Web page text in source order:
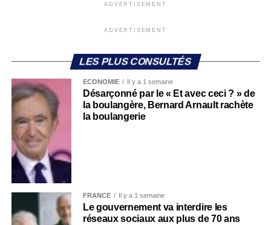
ADVERTISEMENT
ADVERTISEMENT
LES PLUS CONSULTÉS
ECONOMIE Il y a 1 semaine
Désarçonné par le « Et avec ceci ? » de
la boulangère, Bernard Arnault rachète
la boulangerie
FRANCE Il y a 1 semaine
Le gouvernement va interdire les
réseaux sociaux aux plus de 70 ans